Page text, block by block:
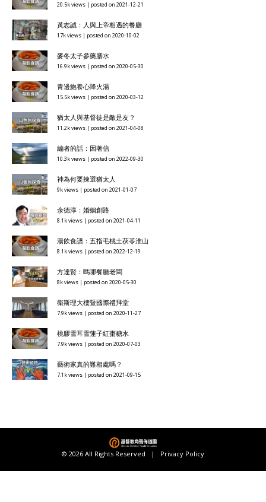
20.5k views | posted on 2021-12-21
黃志誠：人與上帝相遇的餐廳
17k views | posted on 2020-10-02
麥冬太子參藥膳水
16.9k views | posted on 2020-05-30
青邊鮑養心降火湯
15.5k views | posted on 2020-03-12
猶太人與基督徒是敵是友？
11.2k views | posted on 2021-04-08
編者的話：因著信
10.3k views | posted on 2022-09-30
神為何要揀選猶太人
9k views | posted on 2021-01-07
余德淳：婚姻創路
8.1k views | posted on 2021-04-11
湯飲食譜：五指毛桃土茯苓淮山
8.1k views | posted on 2022-12-19
方達賢：嗎哪餐廳老闆
8k views | posted on 2020-05-30
衞斯理大樓暨國際禮拜堂
7.9k views | posted on 2020-11-27
桃膠雪耳雪蓮子紅棗糖水
7.9k views | posted on 2020-07-03
藝術家真的難相處嗎？
7.1k views | posted on 2021-09-15
© 2026 All Rights Reserved | Privacy Policy